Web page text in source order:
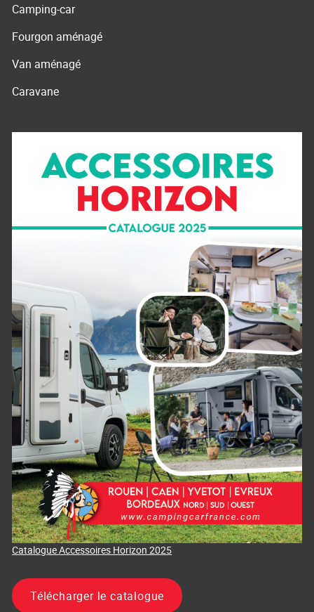
Camping-car
Fourgon aménagé
Van aménagé
Caravane
Catalogue Accessoires Horizon 2025
Télécharger le catalogue